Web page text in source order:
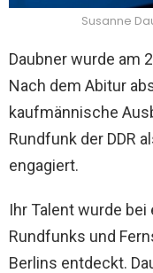
Susanne
Daubner wurde am
Nach dem Abitur
kaufmännische
Rundfunk der DDR
engagiert.
Ihr Talent wurde
Rundfunks und
Berlins entdeckt.